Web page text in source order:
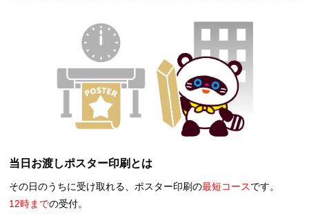
当日お渡しポスター印刷とは
その日のうちに受け取れる、ポスター印刷の最短コースです。
12時までの受付。